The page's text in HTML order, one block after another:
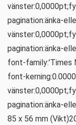
pagination:änka-
pagination:änka-
font-family:’Times
font-
pagination:änka-
85 x 56 mm